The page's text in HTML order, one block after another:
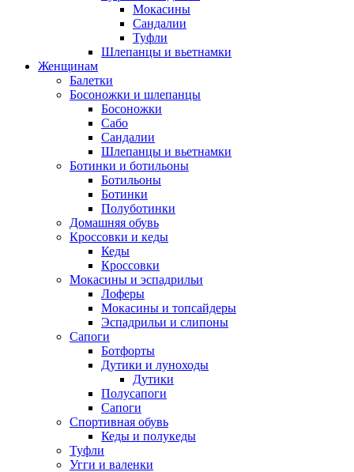
Мокасины
Сандалии
Туфли
Шлепанцы и вьетнамки
Женщинам
Балетки
Босоножки и шлепанцы
Босоножки
Сабо
Сандалии
Шлепанцы и вьетнамки
Ботинки и ботильоны
Ботильоны
Ботинки
Полуботинки
Домашняя обувь
Кроссовки и кеды
Кеды
Кроссовки
Мокасины и эспадрильи
Лоферы
Мокасины и топсайдеры
Эспадрильи и слипоны
Сапоги
Ботфорты
Дутики и луноходы
Дутики
Полусапоги
Сапоги
Спортивная обувь
Кеды и полукеды
Туфли
Угги и валенки